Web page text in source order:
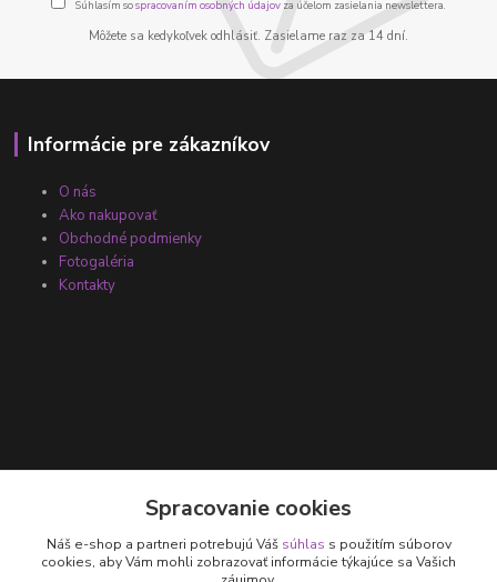
Súhlasím sospracovaním osobných údajov za účelom zasielania newslettera.
Môžete sa kedykoľvek odhlásiť. Zasielame raz za 14 dní.
Informácie pre zákazníkov
O nás
Ako nakupovať
Obchodné podmienky
Fotogaléria
Kontakty
+421 905 531 251
Spracovanie cookies
Náš e-shop a partneri potrebujú Váš súhlas s použitím súborov
cookies, aby Vám mohli zobrazovať informácie týkajúce sa Vašich